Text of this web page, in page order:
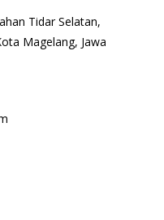
Tidar Selatan,
Magelang, Jawa